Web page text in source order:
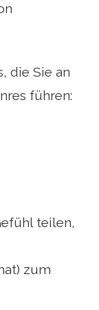
die Sie an
führen:
teilen,
zum